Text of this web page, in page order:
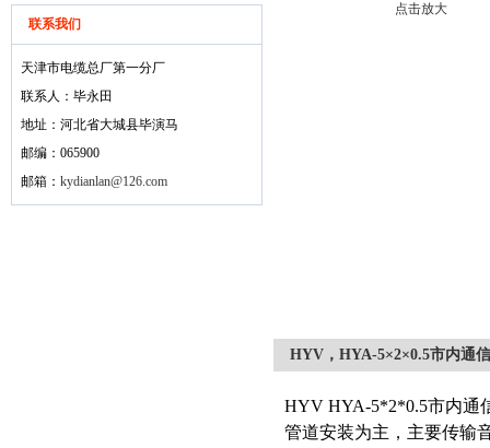
联系我们
天津市电缆总厂第一分厂
联系人：毕永田
地址：河北省大城县毕演马
邮编：065900
邮箱： kydianlan@126.com
点击放大
HYV，HYA-5×2×0.5市内通
HYV HYA-5*2*0.5市内通
管道安装为主，主要传输